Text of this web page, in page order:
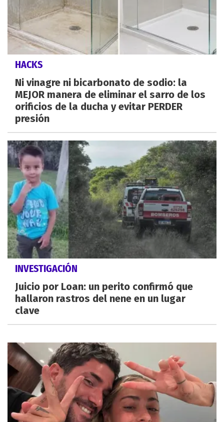
HACKS
Ni vinagre ni bicarbonato de sodio: la
MEJOR manera de eliminar el sarro de los
orificios de la ducha y evitar PERDER
presión
INVESTIGACIÓN
Juicio por Loan: un perito confirmó que
hallaron rastros del nene en un lugar
clave